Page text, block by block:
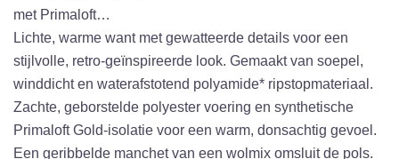
met Primaloft…
Lichte, warme want met gewatteerde details voor een
stijlvolle, retro-geïnspireerde look. Gemaakt van soepel,
winddicht en waterafstotend polyamide* ripstopmateriaal.
Zachte, geborstelde polyester voering en synthetische
Primaloft Gold-isolatie voor een warm, donsachtig gevoel.
Een geribbelde manchet van een wolmix omsluit de pols.